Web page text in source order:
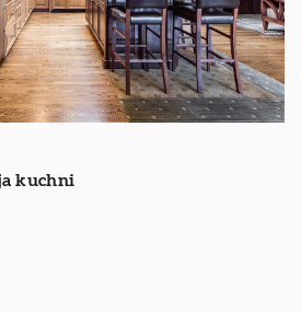
kuchni